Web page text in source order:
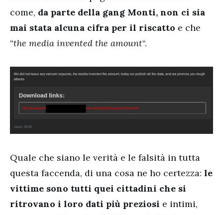
come, da parte della gang Monti, non ci sia
mai stata alcuna cifra per il riscatto e che
“the media invented the amount“.
Quale che siano le verità e le falsità in tutta
questa faccenda, di una cosa ne ho certezza: le
vittime sono tutti quei cittadini che si
ritrovano i loro dati più preziosi e intimi,